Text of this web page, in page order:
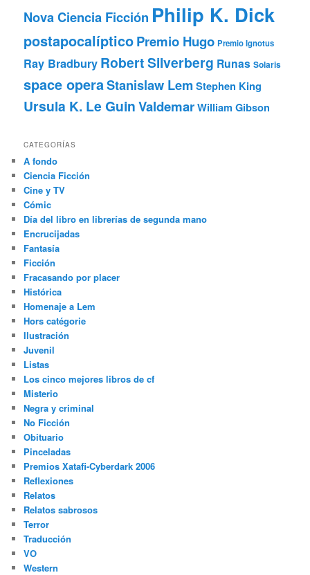
Nova Ciencia Ficción Philip K. Dick
postapocalípticoPremio Hugo Premio Ignotus
Ray Bradbury Robert Silverberg Runas Solaris
space operaStanislaw Lem Stephen King
Ursula K. Le GuinValdemarWilliam Gibson
CATEGORÍAS
A fondo
Ciencia Ficción
Cine y TV
Cómic
Día del libro en librerías de segunda mano
Encrucijadas
Fantasía
Ficción
Fracasando por placer
Histórica
Homenaje a Lem
Hors catégorie
Ilustración
Juvenil
Listas
Los cinco mejores libros de cf
Misterio
Negra y criminal
No Ficción
Obituario
Pinceladas
Premios Xatafi-Cyberdark 2006
Reflexiones
Relatos
Relatos sabrosos
Terror
Traducción
VO
Western